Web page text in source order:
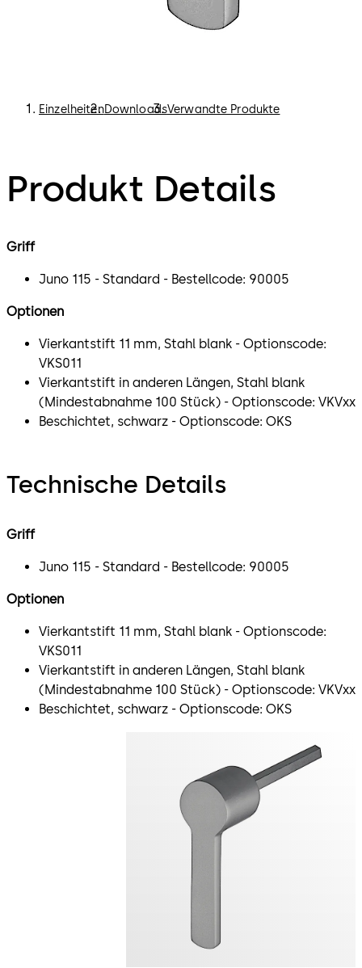
EinzelheitenDownloadsVerwandte Produkte
Produkt Details
Griff
Juno 115 - Standard - Bestellcode: 90005
Optionen
Vierkantstift 11 mm, Stahl blank - Optionscode:
VKS011
Vierkantstift in anderen Längen, Stahl blank
(Mindestabnahme 100 Stück) - Optionscode: VKVxx
Beschichtet, schwarz - Optionscode: OKS
Technische Details
Griff
Juno 115 - Standard - Bestellcode: 90005
Optionen
Vierkantstift 11 mm, Stahl blank - Optionscode:
VKS011
Vierkantstift in anderen Längen, Stahl blank
(Mindestabnahme 100 Stück) - Optionscode: VKVxx
Beschichtet, schwarz - Optionscode: OKS